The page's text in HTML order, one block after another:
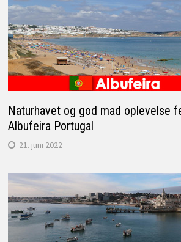
Naturhavet og god mad oplevelse
Albufeira Portugal
21. juni 2022